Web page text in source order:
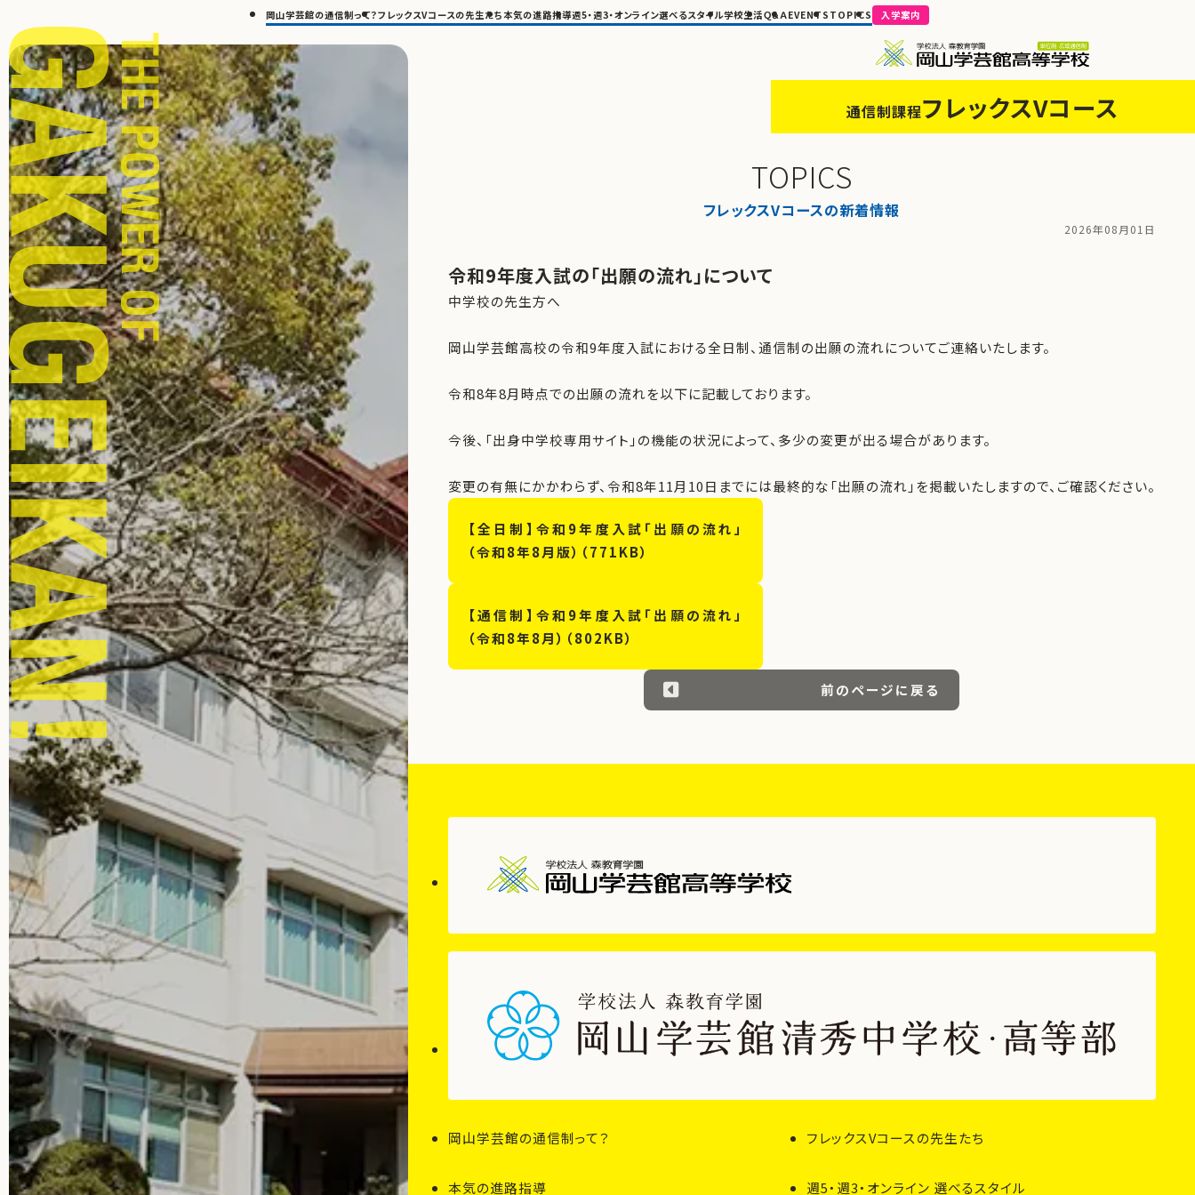
岡山学芸館の通信制って？フレックスVコースの先生たち本気の進路指導週5・週3・オンライン選べるスタイル学校生活Ｑ＆ＡEVENTS TOPICS 入学案内
通信制課程フレックスVコース
TOPICS
フレックスVコースの新着情報
2026年08月01日
令和9年度入試の「出願の流れ」について
中学校の先生方へ
岡山学芸館高校の令和9年度入試における全日制、通信制の出願の流れについてご連絡いたします。
令和8年8月時点での出願の流れを以下に記載しております。
今後、「出身中学校専用サイト」の機能の状況によって、多少の変更が出る場合があります。
変更の有無にかかわらず、令和8年11月10日までには最終的な「出願の流れ」を掲載いたしますので、ご確認ください。
【全日制】令和9年度入試「出願の流れ」
（令和8年8月版）（771KB）
【通信制】令和9年度入試「出願の流れ」
（令和8年8月）（802KB）
前のページに戻る
岡山学芸館の通信制って？ フレックスVコースの先生たち
本気の進路指導 週5・週3・オンライン 選べるスタイル